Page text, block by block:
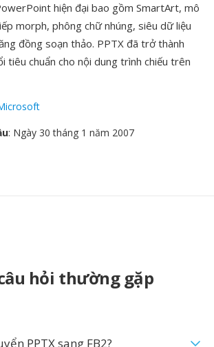
hiện đại bao gồm SmartArt, mô
morph, phông chữ nhúng, siêu dữ liệu
đồng soạn thảo. PPTX đã trở thành
tiêu chuẩn cho nội dung trình chiếu trên
: Ngày 30 tháng 1 năm 2007
hỏi thường gặp
PPTX sang FB2?